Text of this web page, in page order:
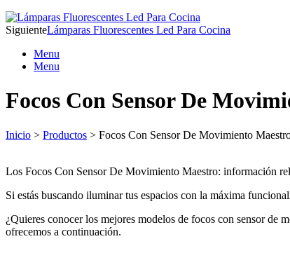
SiguienteLámparas Fluorescentes Led Para Cocina
Menu
Menu
Focos Con Sensor De
Inicio > Productos > Focos Con Sensor De Movimiento
Los Focos Con Sensor De Movimiento Maestro: información
Si estás buscando iluminar tus espacios con la máxima
¿Quieres conocer los mejores modelos de focos con sensor de
ofrecemos a continuación.